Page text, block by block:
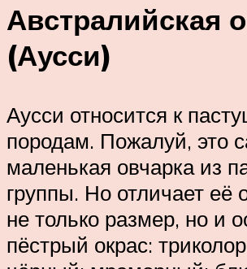
Австралийская
(Аусси)
Аусси относится к
породам. Пожалуй, это
маленькая овчарка из
группы. Но отличает её
не только размер, но и
пёстрый окрас: